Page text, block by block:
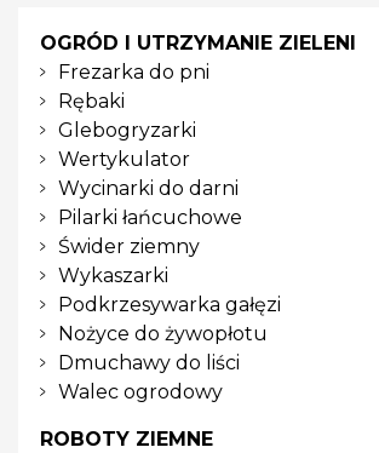
OGRÓD I UTRZYMANIE ZIELENI
Frezarka do pni
Rębaki
Glebogryzarki
Wertykulator
Wycinarki do darni
Pilarki łańcuchowe
Świder ziemny
Wykaszarki
Podkrzesywarka gałęzi
Nożyce do żywopłotu
Dmuchawy do liści
Walec ogrodowy
ROBOTY ZIEMNE